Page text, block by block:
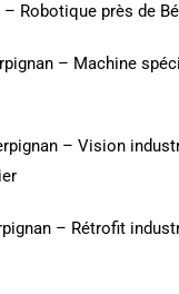
– Robotique près de
– Machine
– Vision
– Rétrofit